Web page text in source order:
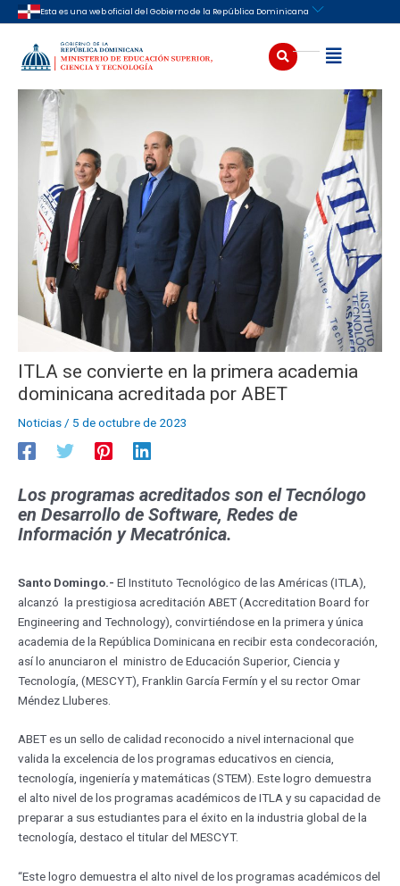
al
contenido
Esta es una web oficial del Gobierno de la República Dominicana
Buscar Abrir
ITLA se convierte en la primera academia
dominicana acreditada por ABET
Noticias / 5 de octubre de 2023
Los programas acreditados son el Tecnólogo
en Desarrollo de Software, Redes de
Información y Mecatrónica.
Santo Domingo.- El Instituto Tecnológico de las Américas (ITLA),
alcanzó la prestigiosa acreditación ABET (Accreditation Board for
Engineering and Technology), convirtiéndose en la primera y única
academia de la República Dominicana en recibir esta condecoración,
así lo anunciaron el ministro de Educación Superior, Ciencia y
Tecnología, (MESCYT), Franklin García Fermín y el su rector Omar
Méndez Lluberes.
ABET es un sello de calidad reconocido a nivel internacional que
valida la excelencia de los programas educativos en ciencia,
tecnología, ingeniería y matemáticas (STEM). Este logro demuestra
el alto nivel de los programas académicos de ITLA y su capacidad de
preparar a sus estudiantes para el éxito en la industria global de la
tecnología, destaco el titular del MESCYT.
“Este logro demuestra el alto nivel de los programas académicos del
Navegación
de
entradas